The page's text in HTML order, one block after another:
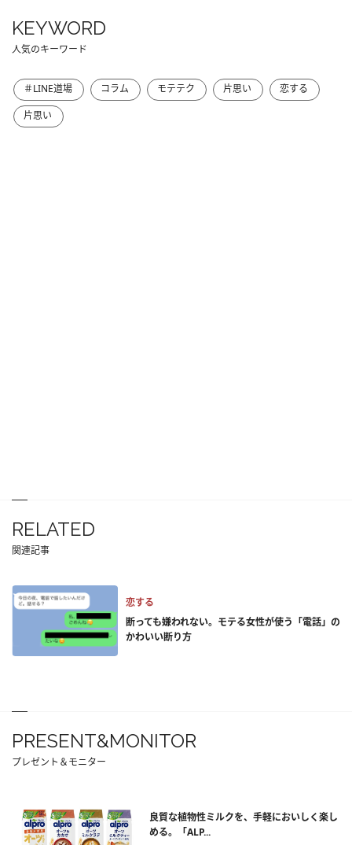
KEYWORD
人気のキーワード
＃LINE道場 コラム モテテク 片思い
恋する
片思い
RELATED
関連記事
恋する
断っても嫌われない。モテる女性が使う「電話」の
かわいい断り方
PRESENT&MONITOR
プレゼント＆モニター
良質な植物性ミルクを、手軽においしく楽し
める。「ALP...